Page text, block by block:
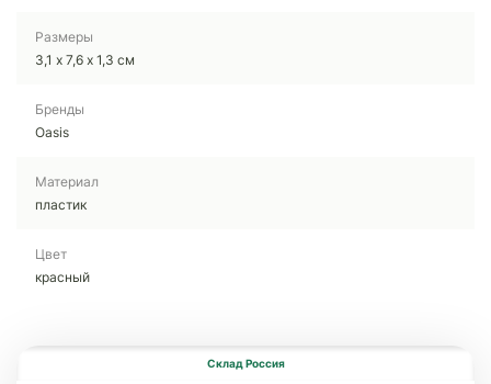
Размеры
3,1 х 7,6 х 1,3 см
Бренды
Oasis
Материал
пластик
Цвет
красный
Склад Россия